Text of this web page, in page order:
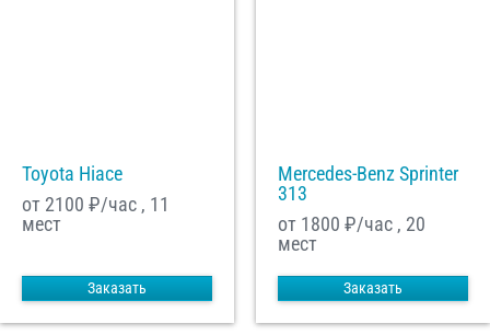
Toyota Hiace
от 2100 ₽/час , 11
мест
Заказать
Mercedes-Benz Sprinter
313
от 1800 ₽/час , 20
мест
Заказать